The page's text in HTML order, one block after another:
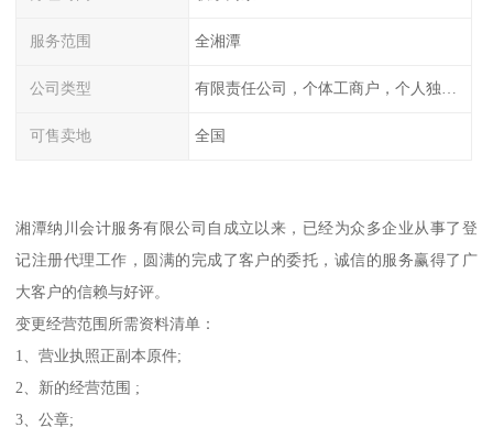
服务范围 全湘潭
公司类型
可售卖地 全国
湘潭纳川会计服务有限公司自成立以来，已经为众多企业从事了登
记注册代理工作，圆满的完成了客户的委托，诚信的服务赢得了广
大客户的信赖与好评。
变更经营范围所需资料清单：
1、营业执照正副本原件;
2、新的经营范围 ;
3、公章;